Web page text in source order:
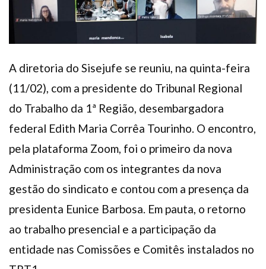
A diretoria do Sisejufe se reuniu, na quinta-feira
(11/02), com a presidente do Tribunal Regional
do Trabalho da 1ª Região, desembargadora
federal Edith Maria Corrêa Tourinho. O encontro,
pela plataforma Zoom, foi o primeiro da nova
Administração com os integrantes da nova
gestão do sindicato e contou com a presença da
presidenta Eunice Barbosa. Em pauta, o retorno
ao trabalho presencial e a participação da
entidade nas Comissões e Comitês instalados no